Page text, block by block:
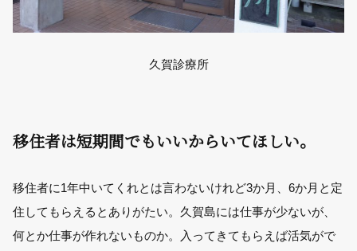
久賀診療所
移住者は短期間でもいいからいてほしい。
移住者に1年中いてくれとは言わないけれど3か月、6か月と定
住してもらえるとありがたい。久賀島には仕事が少ないが、
何とか仕事が作れないものか。入ってきてもらえば活気がで